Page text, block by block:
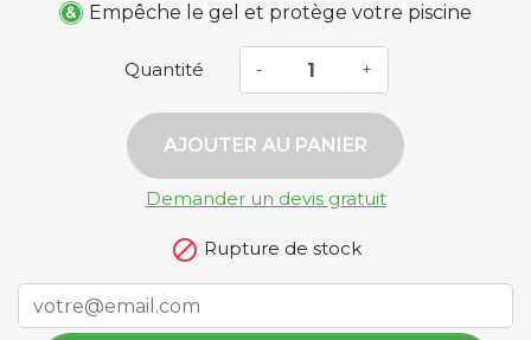
Empêche le gel et protège votre piscine
Quantité - +
AJOUTER AU PANIER
Demander un devis gratuit
 Rupture de stock